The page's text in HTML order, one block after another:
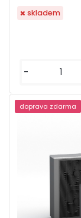
skladem
-
doprava zdarma